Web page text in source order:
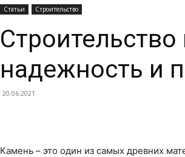
строительства
и
Статьи Строительство
надежность и
20.06.2021
Камень – это один из самых древних